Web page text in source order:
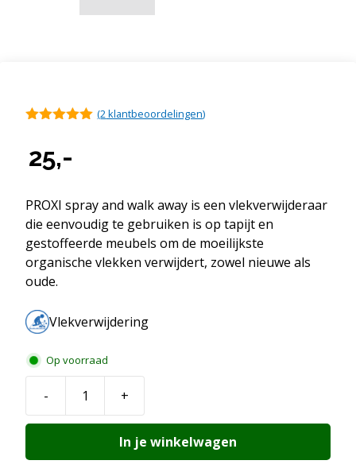
(2klantbeoordelingen)
25,-
PROXI spray and walk away is een vlekverwijderaar
die eenvoudig te gebruiken is op tapijt en
gestoffeerde meubels om de moeilijkste
organische vlekken verwijdert, zowel nieuwe als
oude.
Vlekverwijdering
Op voorraad
-
spray
and
walk
+
In je winkelwagen